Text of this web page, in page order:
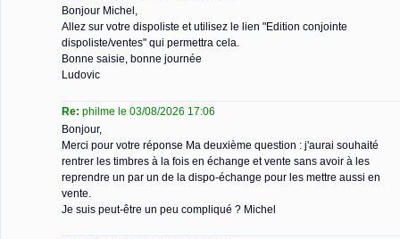
Bonjour Michel,
Allez sur votre dispoliste et utilisez le lien "Edition conjointe
dispoliste/ventes" qui permettra cela.
Bonne saisie, bonne journée
Ludovic
Re: philme le 03/08/2026 17:06
Bonjour,
Merci pour votre réponse Ma deuxième question : j'aurai souhaité
rentrer les timbres à la fois en échange et vente sans avoir à les
reprendre un par un de la dispo-échange pour les mettre aussi en
vente.
Je suis peut-être un peu compliqué ? Michel